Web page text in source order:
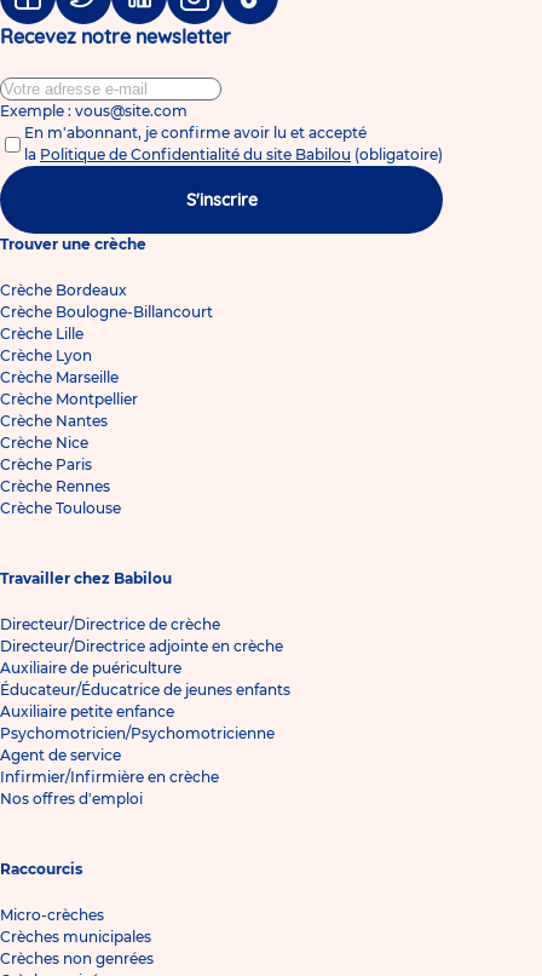
FacebookTwitter LinkedinInstagramTiktok
Recevez notre newsletter
Exemple : vous@site.com
En m'abonnant, je confirme avoir lu et accepté
la Politique de Confidentialité du site Babilou (obligatoire)
S'inscrire
Trouver une crèche
Crèche Bordeaux
Crèche Boulogne-Billancourt
Crèche Lille
Crèche Lyon
Crèche Marseille
Crèche Montpellier
Crèche Nantes
Crèche Nice
Crèche Paris
Crèche Rennes
Crèche Toulouse
Travailler chez Babilou
Directeur/Directrice de crèche
Directeur/Directrice adjointe en crèche
Auxiliaire de puériculture
Éducateur/Éducatrice de jeunes enfants
Auxiliaire petite enfance
Psychomotricien/Psychomotricienne
Agent de service
Infirmier/Infirmière en crèche
Nos offres d'emploi
Raccourcis
Micro-crèches
Crèches municipales
Crèches non genrées